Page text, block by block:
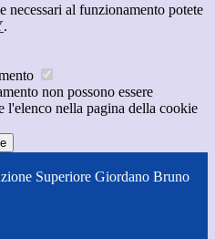
necessari al funzionamento potete
.
non possono essere
l'elenco nella pagina della cookie
Superiore Giordano Bruno